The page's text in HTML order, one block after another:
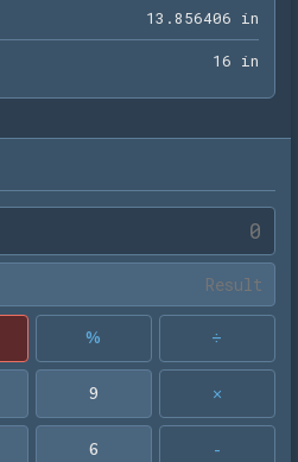
13 . 856406 in
16 in
% ÷
9 ×
6 -